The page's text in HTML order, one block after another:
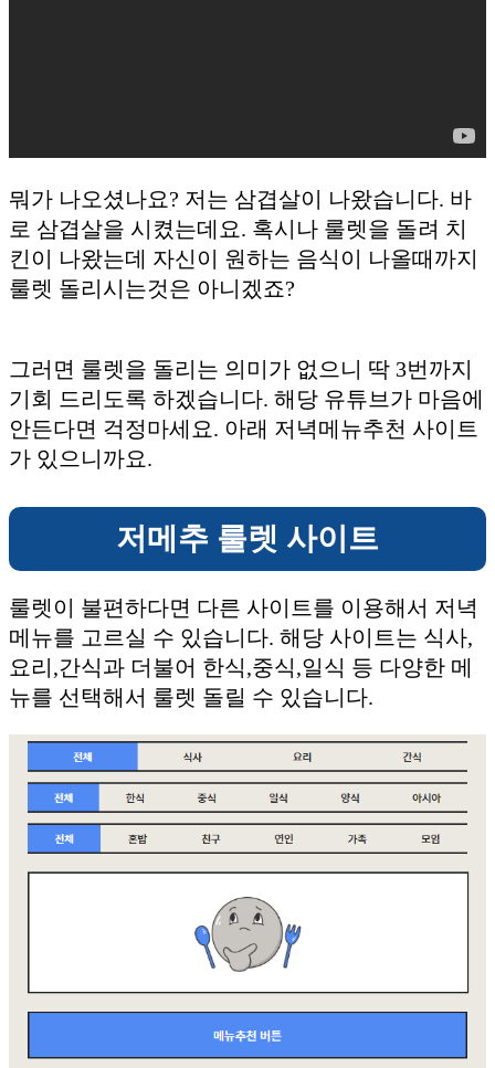
뭐가 나오셨나요? 저는 삼겹살이 나왔습니다. 바
로 삼겹살을 시켰는데요. 혹시나 룰렛을 돌려 치
킨이 나왔는데 자신이 원하는 음식이 나올때까지
룰렛 돌리시는것은 아니겠죠?
그러면 룰렛을 돌리는 의미가 없으니 딱 3번까지
기회 드리도록 하겠습니다. 해당 유튜브가 마음에
안든다면 걱정마세요. 아래 저녁메뉴추천 사이트
가 있으니까요.
저메추 룰렛 사이트
룰렛이 불편하다면 다른 사이트를 이용해서 저녁
메뉴를 고르실 수 있습니다. 해당 사이트는 식사,
요리,간식과 더불어 한식,중식,일식 등 다양한 메
뉴를 선택해서 룰렛 돌릴 수 있습니다.